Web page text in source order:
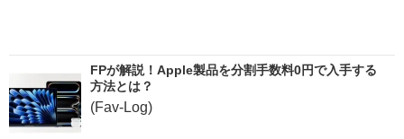
FPが解説！Apple製品を分割手数料0円で入手する
方法とは？
(Fav-Log)